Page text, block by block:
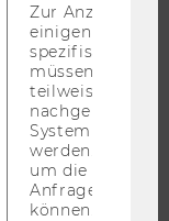
Zur Anzeige von
einigen WU-
spezifischen
müssen
teilweise von
nachgelagerten
System
werden.
um die Antwort
Anfrage
können.